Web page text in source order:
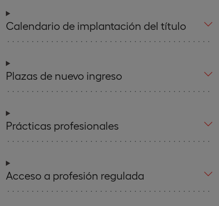
Calendario de implantación del título
Plazas de nuevo ingreso
Prácticas profesionales
Acceso a profesión regulada